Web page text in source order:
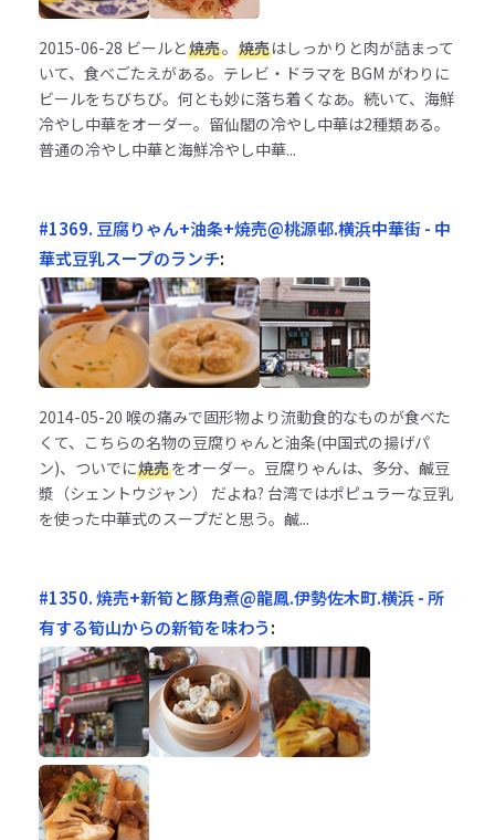
2015-06-28 ビールと焼売。 焼売はしっかりと肉が詰まって
いて、食べごたえがある。テレビ・ドラマを BGM がわりに
ビールをちびちび。何とも妙に落ち着くなあ。続いて、海鮮
冷やし中華をオーダー。留仙閣の冷やし中華は2種類ある。
普通の冷やし中華と海鮮冷やし中華...
#1369. 豆腐りゃん+油条+焼売@桃源邨.横浜中華街 - 中
華式豆乳スープのランチ:
2014-05-20 喉の痛みで固形物より流動食的なものが食べた
くて、こちらの名物の豆腐りゃんと油条(中国式の揚げパ
ン)、ついでに焼売をオーダー。豆腐りゃんは、多分、鹹豆
漿（シェントウジャン） だよね? 台湾ではポピュラーな豆乳
を使った中華式のスープだと思う。鹹...
#1350. 焼売+新筍と豚角煮@龍鳳.伊勢佐木町.横浜 - 所
有する筍山からの新筍を味わう: